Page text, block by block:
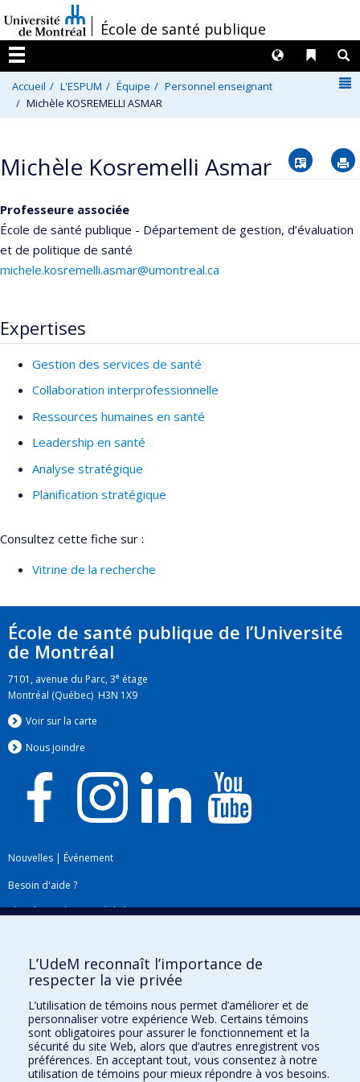
au
contenu
/École de santé publique
Menu
Liens
Langues
Accueil L'ESPUM Équipe
Personnel enseignant
Michèle KOSREMELLI ASMAR
Michèle Kosremelli Asmar Vcard
Professeure associée
École de santé publique - Département de gestion, d’évaluation
et de politique de santé
michele.kosremelli.asmar@umontreal.ca
Expertises
Gestion des services de santé
Collaboration interprofessionnelle
Ressources humaines en santé
Leadership en santé
Analyse stratégique
Planification stratégique
Consultez cette fiche sur :
Vitrine de la recherche
École de santé publique de l’Université
de Montréal
7101, avenue du Parc, 3e étage
Montréal (Québec) H3N 1X9
Voir sur la carte
Nous joindre
Nouvelles | Événement
Besoin d'aide ?
Plan du site|Accessibilité
Téléchargez les logos de l'ESPUM
L’UdeM reconnaît l’importance de
respecter la vie privée
L’utilisation de témoins nous permet d’améliorer et de
personnaliser votre expérience Web. Certains témoins
sont obligatoires pour assurer le fonctionnement et la
sécurité du site Web, alors que d’autres enregistrent vos
préférences. En acceptant tout, vous consentez à notre
utilisation de témoins pour mieux répondre à vos besoins.